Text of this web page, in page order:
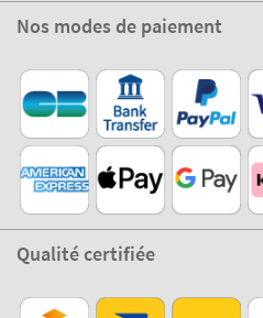
Nos modes de paiement
Qualité certifiée